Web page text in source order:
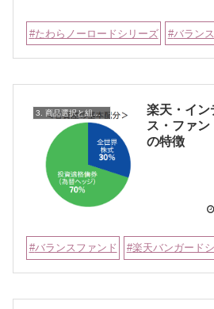
たわらノーロードシリーズ バラン
3. 商品選択と組み合わせ
楽天・イン
ス・ファン
の特徴
バランスファンド 楽天バンガード